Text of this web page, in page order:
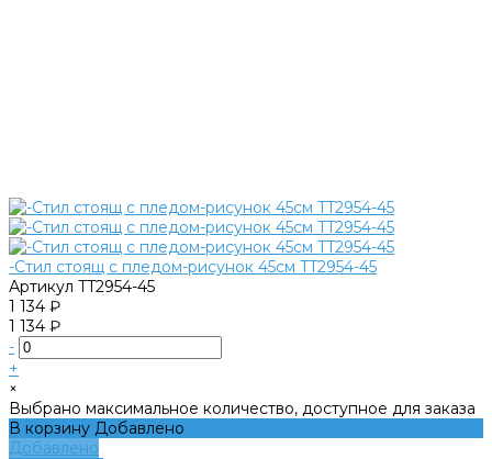
-Стил стоящ с пледом-рисунок 45см TT2954-45
Артикул TT2954-45
1 134 ₽
1 134 ₽
-
+
×
Выбрано максимальное количество, доступное для заказа
В корзину Добавлено
Добавлено